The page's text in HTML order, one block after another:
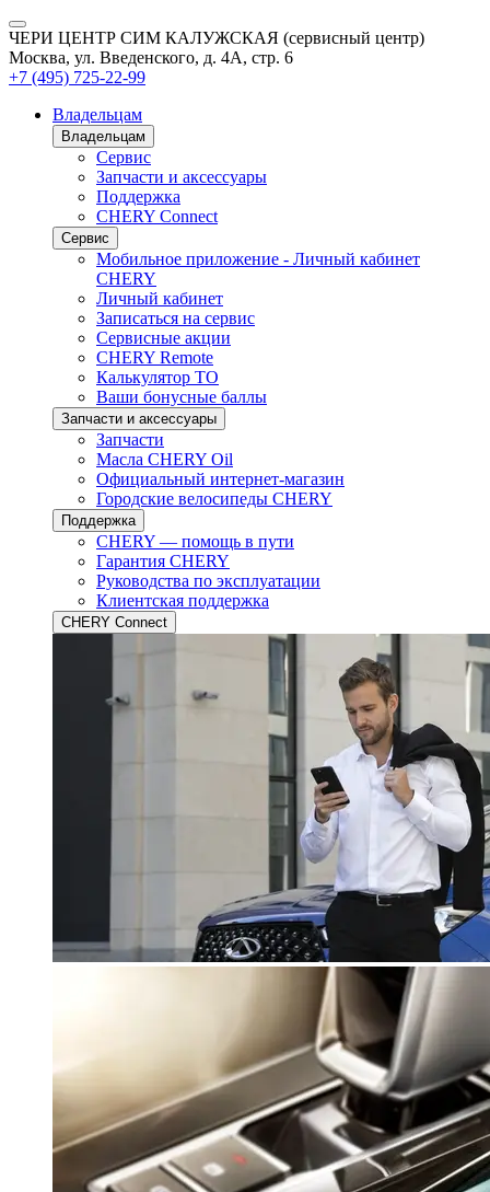
ЧЕРИ ЦЕНТР СИМ КАЛУЖСКАЯ (сервисный центр)
Москва, ул. Введенского, д. 4А, стр. 6
+7 (495) 725-22-99
Владельцам
Владельцам
Сервис
Запчасти и аксессуары
Поддержка
CHERY Connect
Сервис
Мобильное приложение - Личный кабинет
CHERY
Личный кабинет
Записаться на сервис
Сервисные акции
CHERY Remote
Калькулятор ТО
Ваши бонусные баллы
Запчасти и аксессуары
Запчасти
Масла CHERY Oil
Официальный интернет-магазин
Городские велосипеды CHERY
Поддержка
CHERY — помощь в пути
Гарантия CHERY
Руководства по эксплуатации
Клиентская поддержка
CHERY Connect